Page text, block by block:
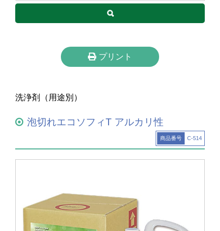
プリント
洗浄剤（用途別）
泡切れエコソフィT アルカリ性
商品番号 C-514